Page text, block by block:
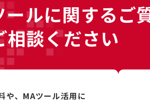
ルに関するご
相談ください
、 MAツール活用に